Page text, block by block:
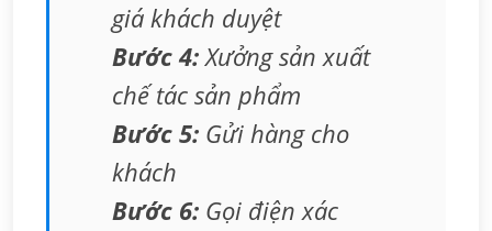
giá khách duyệt
Bước 4:Xưởng sản xuất
chế tác sản phẩm
Bước 5: Gửi hàng cho
khách
Bước 6: Gọi điện xác